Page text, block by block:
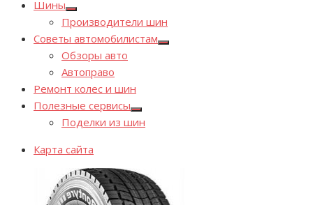
Шины
Показывать
подменю
Производители шин
Советы автомобилистам
Показывать
Обзоры авто
Автоправо
Ремонт колес и шин
Полезные сервисы
Показывать
подменю
Поделки из шин
Карта сайта